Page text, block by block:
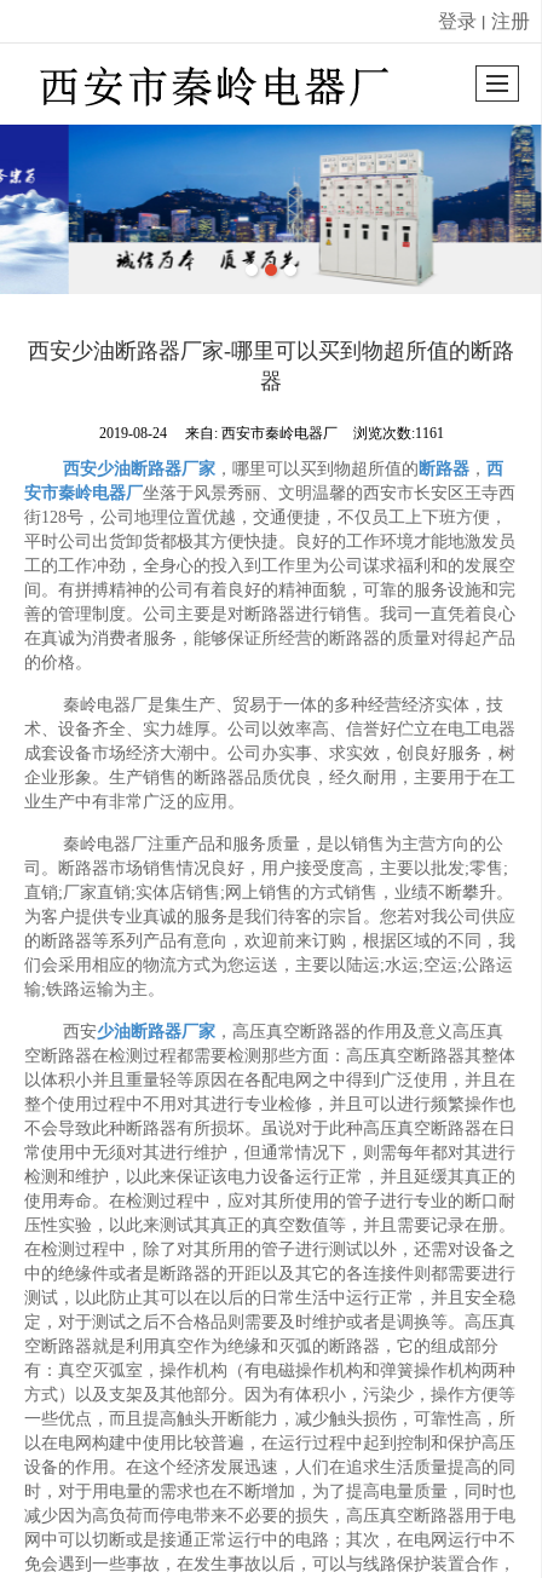
很遗憾，因您的浏览器版本过低导致无法获得最佳浏览体验，推荐下载安装谷歌浏览器！
登录 丨 注册
西安少油断路器厂家-哪里可以买到物超所值的断路
器
2019-08-24 来自: 西安市秦岭电器厂 浏览次数:1161
西安少油断路器厂家，哪里可以买到物超所值的 断路器， 西
安市秦岭电器厂坐落于风景秀丽、文明温馨的西安市长安区王寺西
街128号，公司地理位置优越，交通便捷，不仅员工上下班方便，
平时公司出货卸货都极其方便快捷。良好的工作环境才能地激发员
工的工作冲劲，全身心的投入到工作里为公司谋求福利和的发展空
间。有拼搏精神的公司有着良好的精神面貌，可靠的服务设施和完
善的管理制度。公司主要是对断路器进行销售。我司一直凭着良心
在真诚为消费者服务，能够保证所经营的断路器的质量对得起产品
的价格。
秦岭电器厂是集生产、贸易于一体的多种经营经济实体，技
术、设备齐全、实力雄厚。公司以效率高、信誉好伫立在电工电器
成套设备市场经济大潮中。公司办实事、求实效，创良好服务，树
企业形象。生产销售的断路器品质优良，经久耐用，主要用于在工
业生产中有非常广泛的应用。
秦岭电器厂注重产品和服务质量，是以销售为主营方向的公
司。断路器市场销售情况良好，用户接受度高，主要以批发;零售;
直销;厂家直销;实体店销售;网上销售的方式销售，业绩不断攀升。
为客户提供专业真诚的服务是我们待客的宗旨。您若对我公司供应
的断路器等系列产品有意向，欢迎前来订购，根据区域的不同，我
们会采用相应的物流方式为您运送，主要以陆运;水运;空运;公路运
输;铁路运输为主。
西安少油断路器厂家，高压真空断路器的作用及意义高压真
空断路器在检测过程都需要检测那些方面：高压真空断路器其整体
以体积小并且重量轻等原因在各配电网之中得到广泛使用，并且在
整个使用过程中不用对其进行专业检修，并且可以进行频繁操作也
不会导致此种断路器有所损坏。虽说对于此种高压真空断路器在日
常使用中无须对其进行维护，但通常情况下，则需每年都对其进行
检测和维护，以此来保证该电力设备运行正常，并且延缓其真正的
使用寿命。在检测过程中，应对其所使用的管子进行专业的断口耐
压性实验，以此来测试其真正的真空数值等，并且需要记录在册。
在检测过程中，除了对其所用的管子进行测试以外，还需对设备之
中的绝缘件或者是断路器的开距以及其它的各连接件则都需要进行
测试，以此防止其可以在以后的日常生活中运行正常，并且安全稳
定，对于测试之后不合格品则需要及时维护或者是调换等。高压真
空断路器就是利用真空作为绝缘和灭弧的断路器，它的组成部分
有：真空灭弧室，操作机构（有电磁操作机构和弹簧操作机构两种
方式）以及支架及其他部分。因为有体积小，污染少，操作方便等
一些优点，而且提高触头开断能力，减少触头损伤，可靠性高，所
以在电网构建中使用比较普遍，在运行过程中起到控制和保护高压
设备的作用。在这个经济发展迅速，人们在追求生活质量提高的同
时，对于用电量的需求也在不断增加，为了提高电量质量，同时也
减少因为高负荷而停电带来不必要的损失，高压真空断路器用于电
网中可以切断或是接通正常运行中的电路；其次，在电网运行中不
免会遇到一些事故，在发生事故以后，可以与线路保护装置合作，